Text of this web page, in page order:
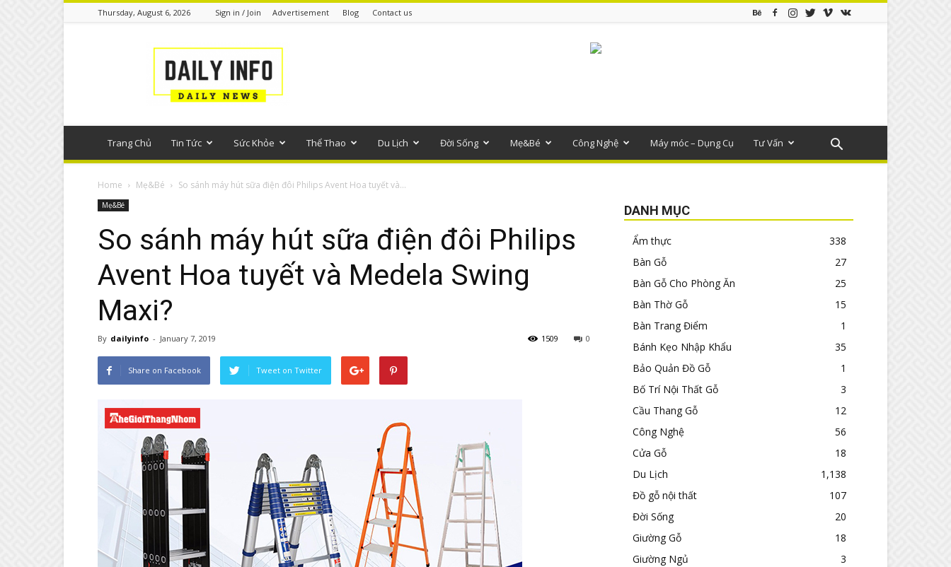
Thursday, August 6, 2026 Sign in / Join Advertisement Blog Contact us
thông
Trang Chủ Tin Tức Sức Khỏe Thể Thao Du Lịch Đời Sống Mẹ&Bé Công Nghệ Máy móc – Dụng Cụ Tư Vấn
Home Mẹ&Bé So sánh máy hút sữa điện đôi Philips Avent Hoa tuyết và...
Mẹ&Bé
So sánh máy hút sữa điện đôi Philips
Avent Hoa tuyết và Medela Swing
Maxi?
By dailyinfo - January 7, 2019 0
1509
Share on Facebook Tweet on Twitter
DANH MỤC
Ẩm thực
338
Bàn Gỗ
27
Bàn Gỗ Cho Phòng Ăn
25
Bàn Thờ Gỗ
15
Bàn Trang Điểm
1
Bánh Kẹo Nhập Khẩu
35
Bảo Quản Đồ Gỗ
1
Bố Trí Nội Thất Gỗ
3
Cầu Thang Gỗ
12
Công Nghệ
56
Cửa Gỗ
18
Du Lịch
1,138
Đồ gỗ nội thất
107
Đời Sống
20
Giường Gỗ
18
Giường Ngủ
3